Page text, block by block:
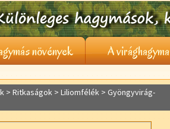
növények A virághagyma
> Ritkaságok > Liliomfélék > Gyöngyvirág-